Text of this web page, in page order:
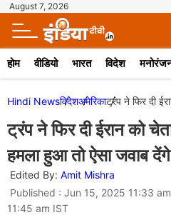
August 7, 2026
होम वीडियो भारत विदेश
Hindi Newsविदेशअमेरिकाट्रंप ने फिर दी
ट्रंप ने फिर दी ईरान को
हमला हुआ तो ऐसा जवाब देंगे
Edited By: Amit Mishra
Published : Jun 15, 2025 11:33
11:45 am IST